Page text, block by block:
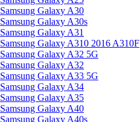
Samsung Galaxy A30
Samsung Galaxy A30s
Samsung Galaxy A31
Samsung Galaxy A310 2016 A310F
Samsung Galaxy A32 5G
Samsung Galaxy A32
Samsung Galaxy A33 5G
Samsung Galaxy A34
Samsung Galaxy A35
Samsung Galaxy A40
Samsung Galaxy A40s